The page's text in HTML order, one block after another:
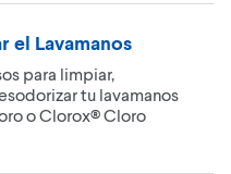
el Lavamanos
para limpiar,
tu lavamanos
o Clorox® Cloro